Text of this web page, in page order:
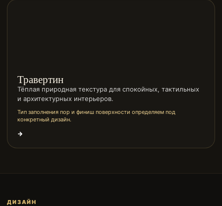
Травертин
Тёплая природная текстура для спокойных, тактильных
и архитектурных интерьеров.
Тип заполнения пор и финиш поверхности определяем под
конкретный дизайн.
→
ДИЗАЙН